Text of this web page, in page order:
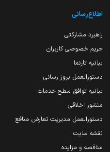
اطلاع‌رسانی
راهبرد مشارکتی
حریم خصوصی کاربران
بیانیه تارنما
دستورالعمل بروز رسانی
بیانیه توافق سطح خدمات
منشور اخلاقی
دستورالعمل مدیریت تعارض منافع
نقشه سایت
مناقصه و مزایده